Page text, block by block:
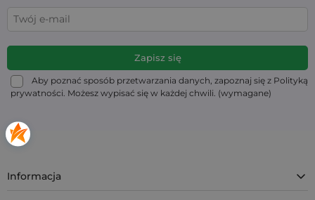
Aby poznać sposób przetwarzania danych, zapoznaj się z Polityką
prywatności. Możesz wypisać się w każdej chwili. (wymagane)
Informacja